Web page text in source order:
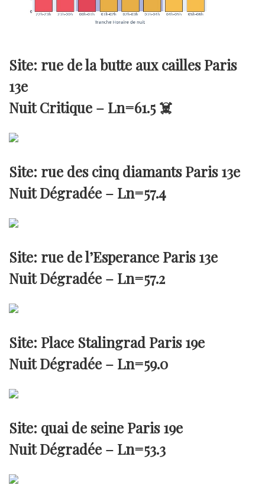
Site: rue de la butte aux cailles Paris
13e
Nuit Critique – Ln=61.5☠️
Site: rue des cinq diamants Paris 13e
Nuit Dégradée – Ln=57.4
Site: rue de l’Esperance Paris 13e
Nuit Dégradée – Ln=57.2
Site: Place Stalingrad Paris 19e
Nuit Dégradée – Ln=59.0
Site: quai de seine Paris 19e
Nuit Dégradée – Ln=53.3